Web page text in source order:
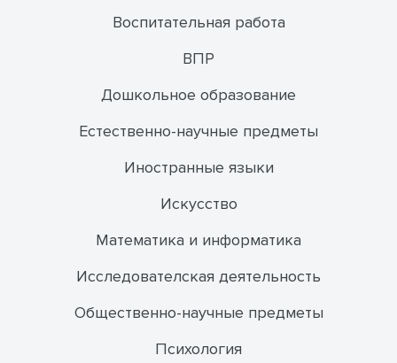
Воспитательная работа
ВПР
Дошкольное образование
Естественно-научные предметы
Иностранные языки
Искусство
Математика и информатика
Исследователская деятельность
Общественно-научные предметы
Психология